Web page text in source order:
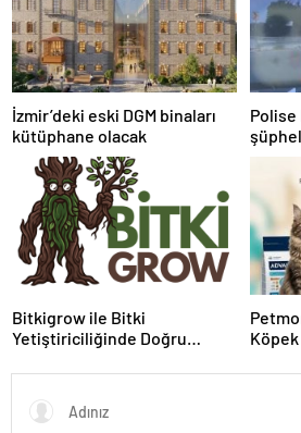
İzmir’deki eski DGM binaları
kütüphane olacak
Polise
Bitkigrow ile Bitki
Yetiştiriciliğinde Doğru
Köpek